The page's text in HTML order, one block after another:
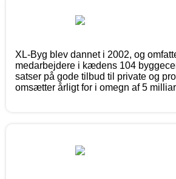
XL-Byg blev dannet i 2002, og
medarbejdere i kædens 104
satser på gode tilbud til private og
omsætter årligt for i omegn af 5